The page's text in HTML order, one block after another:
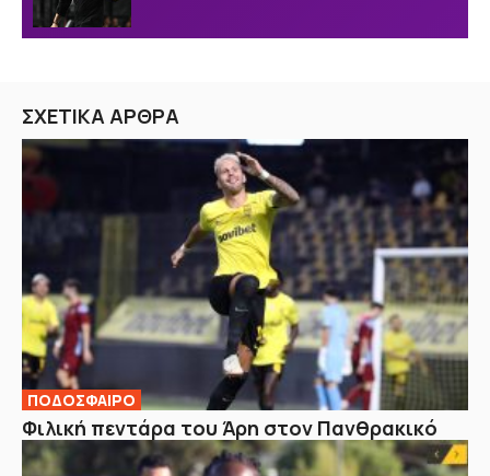
ΣΧΕΤΙΚΑ ΑΡΘΡΑ
ΠΟΔΟΣΦΑΙΡΟ
Φιλική πεντάρα του Άρη στον Πανθρακικό